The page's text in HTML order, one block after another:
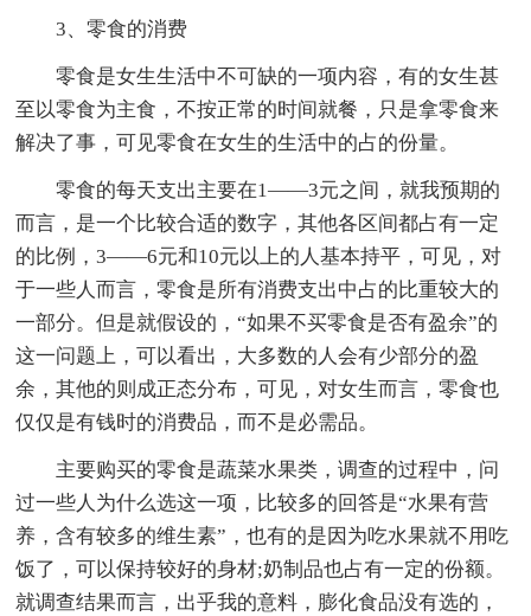
3、零食的消费
零食是女生生活中不可缺的一项内容，有的女生甚
至以零食为主食，不按正常的时间就餐，只是拿零食来
解决了事，可见零食在女生的生活中的占的份量。
零食的每天支出主要在1——3元之间，就我预期的
而言，是一个比较合适的数字，其他各区间都占有一定
的比例，3——6元和10元以上的人基本持平，可见，对
于一些人而言，零食是所有消费支出中占的比重较大的
一部分。但是就假设的，“如果不买零食是否有盈余”的
这一问题上，可以看出，大多数的人会有少部分的盈
余，其他的则成正态分布，可见，对女生而言，零食也
仅仅是有钱时的消费品，而不是必需品。
主要购买的零食是蔬菜水果类，调查的过程中，问
过一些人为什么选这一项，比较多的回答是“水果有营
养，含有较多的维生素”，也有的是因为吃水果就不用吃
饭了，可以保持较好的身材;奶制品也占有一定的份额。
就调查结果而言，出乎我的意料，膨化食品没有选的，